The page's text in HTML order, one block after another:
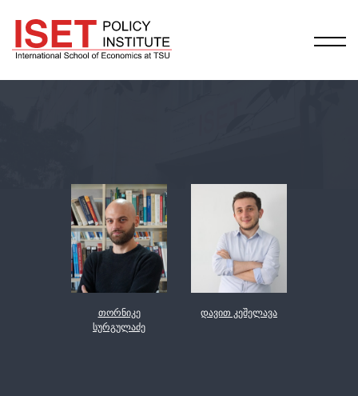
თორნიკე
სურგულაძე
დავით კეშელავა